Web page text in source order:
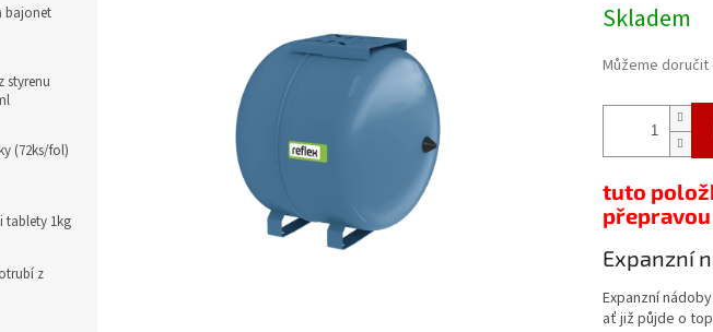
bajonet
styrenu
(72ks/fol)
tablety 1kg
z
cena:
Skladem
Můžeme doručit
tuto
přepravou
Expanzní
Expanzní
ať již půjde o